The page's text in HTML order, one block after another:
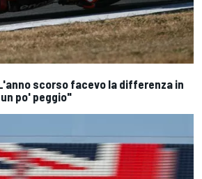
scorso facevo la differenza in
po' peggio"